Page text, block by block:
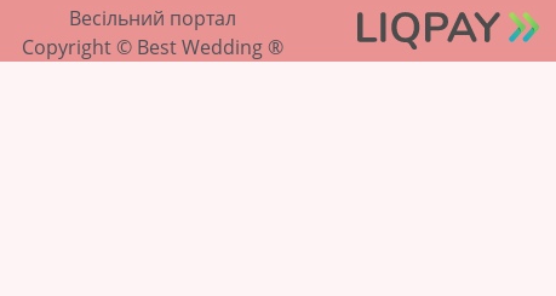
Весільний портал
Copyright © Best Wedding ®